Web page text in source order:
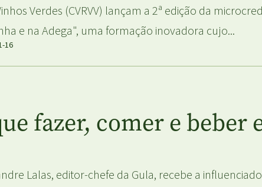
Verdes (CVRVV) lançam a 2ª edição da
e na Adega", uma formação inovadora cujo...
16
fazer, comer e beber
Lalas, editor-chefe da Gula, recebe a